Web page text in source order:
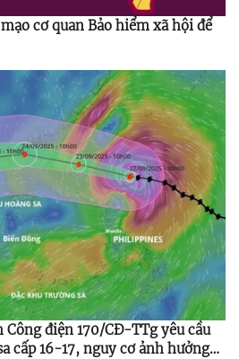
cơ quan Bảo hiểm xã hội để
Công điện 170/CĐ-TTg yêu cầu
cấp 16-17, nguy cơ ảnh hưởng